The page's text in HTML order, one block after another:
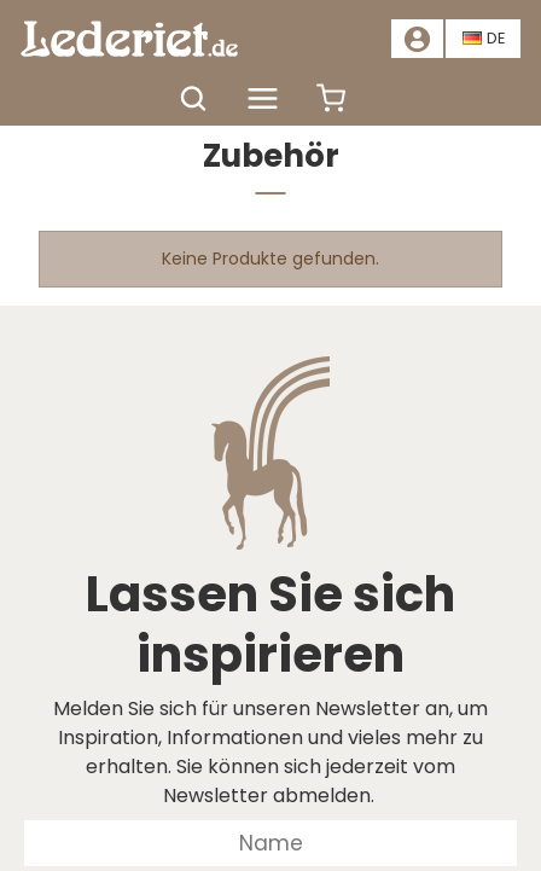
ANGEBOT – SPAREN SIE MINDESTENS 20 %. HIER KLICKEN📣
DE
Zubehör
Zubehör
Keine Produkte gefunden.
Lassen Sie sich
inspirieren
Melden Sie sich für unseren Newsletter an, um
Inspiration, Informationen und vieles mehr zu
erhalten. Sie können sich jederzeit vom
Newsletter abmelden.